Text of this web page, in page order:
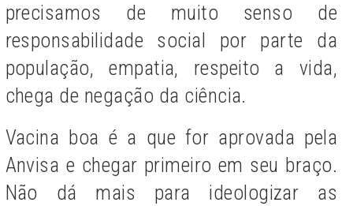
precisamos de muito senso de
responsabilidade social por parte da
população, empatia, respeito a vida,
chega de negação da ciência.
Vacina boa é a que for aprovada pela
Anvisa e chegar primeiro em seu braço.
Não dá mais para ideologizar as